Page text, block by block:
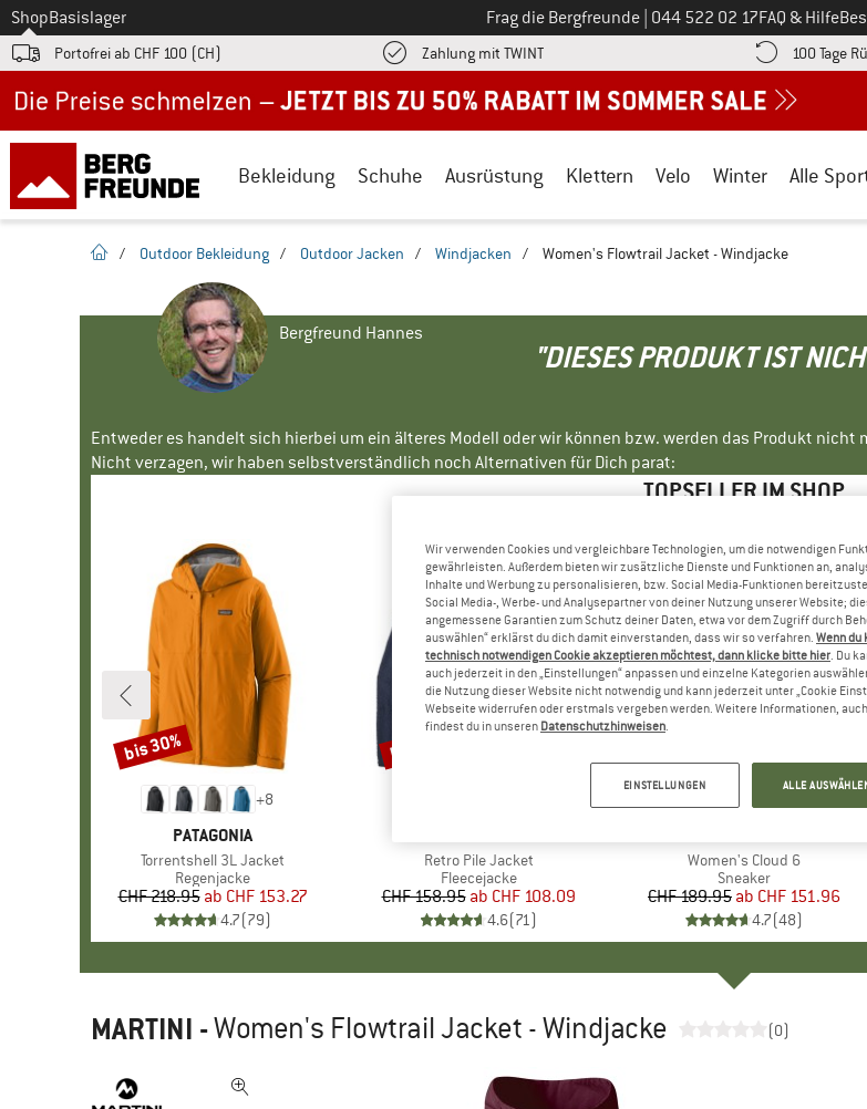
Zum
ShopBasislager Frag die Bergfreunde Ruf uns an unter
044 522 02 17FAQ & Hilfe
Portofrei ab CHF 100 (CH) Zahlung mit TWINTFinde die Zahlungs-Infos hier! Öffnet sich in
100 Tage
Bekleidung Schuhe Ausrüstung Klettern Velo Winter Alle
Startseite
/ Outdoor Bekleidung / Outdoor Jacken / Windjacken / Women's Flowtrail Jacket - Windjacke
Bergfreund Hannes
"DIESES PRODUKT IST
Entweder es handelt sich hierbei um ein älteres Modell oder wir können bzw. werden das Produkt
Nicht verzagen, wir haben selbstverständlich noch Alternativen für Dich parat:
TOPSELLER IM SHOP
+8
MARKE
PATAGONIA
Artikel
Torrentshell 3L Jacket
Produktgruppe
Regenjacke
Preis
CHF 218.95 reduzierter Preis
ab CHF 153.27
4.7(79)
Rabatt
bis 30%
Artikel
Retro Pile Jacket
Produktgruppe
Fleecejacke
Preis
CHF 158.95 reduzierter Preis
ab CHF 108.09
4.6(71)
Rabatt
bis 32%
Artikel
Women's Cloud 6
Produktgruppe
Sneaker
Preis
CHF 189.95 reduzierter Preis
ab CHF 151.96
4.7(48)
MARTINI -Women's Flowtrail Jacket - Windjacke (0)
Wir verwenden Cookies und vergleichbare Technologien, um die notwendigen
gewährleisten. Außerdem bieten wir zusätzliche Dienste und Funktionen an,
Inhalte und Werbung zu personalisieren, bzw. Social Media-Funktionen
Social Media-, Werbe- und Analysepartner von deiner Nutzung unserer Website;
angemessene Garantien zum Schutz deiner Daten, etwa vor dem Zugriff durch
auswählen“ erklärst du dich damit einverstanden, dass wir so verfahren. Wenn du
technisch notwendigen Cookie akzeptieren möchtest, dann klicke bitte hier. Du
auch jederzeit in den „Einstellungen“ anpassen und einzelne Kategorien
die Nutzung dieser Website nicht notwendig und kann jederzeit unter „Cookie
Webseite widerrufen oder erstmals vergeben werden. Weitere Informationen,
findest du in unseren Datenschutzhinweisen.
EINSTELLUNGEN ALLE